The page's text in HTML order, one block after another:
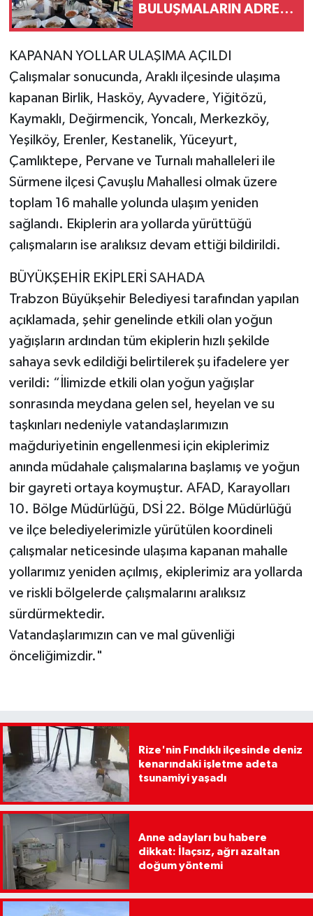
BULUŞMALARIN ADRESİ
KAPANAN YOLLAR ULAŞIMA AÇILDI
Çalışmalar sonucunda, Araklı ilçesinde ulaşıma
kapanan Birlik, Hasköy, Ayvadere, Yiğitözü,
Kaymaklı, Değirmencik, Yoncalı, Merkezköy,
Yeşilköy, Erenler, Kestanelik, Yüceyurt,
Çamlıktepe, Pervane ve Turnalı mahalleleri ile
Sürmene ilçesi Çavuşlu Mahallesi olmak üzere
toplam 16 mahalle yolunda ulaşım yeniden
sağlandı. Ekiplerin ara yollarda yürüttüğü
çalışmaların ise aralıksız devam ettiği bildirildi.
BÜYÜKŞEHİR EKİPLERİ SAHADA
Trabzon Büyükşehir Belediyesi tarafından yapılan
açıklamada, şehir genelinde etkili olan yoğun
yağışların ardından tüm ekiplerin hızlı şekilde
sahaya sevk edildiği belirtilerek şu ifadelere yer
verildi: “İlimizde etkili olan yoğun yağışlar
sonrasında meydana gelen sel, heyelan ve su
taşkınları nedeniyle vatandaşlarımızın
mağduriyetinin engellenmesi için ekiplerimiz
anında müdahale çalışmalarına başlamış ve yoğun
bir gayreti ortaya koymuştur. AFAD, Karayolları
10. Bölge Müdürlüğü, DSİ 22. Bölge Müdürlüğü
ve ilçe belediyelerimizle yürütülen koordineli
çalışmalar neticesinde ulaşıma kapanan mahalle
yollarımız yeniden açılmış, ekiplerimiz ara yollarda
ve riskli bölgelerde çalışmalarını aralıksız
sürdürmektedir.
Vatandaşlarımızın can ve mal güvenliği
önceliğimizdir."
Rize'nin Fındıklı ilçesinde deniz
kenarındaki işletme adeta
tsunamiyi yaşadı
Anne adayları bu habere
dikkat: İlaçsız, ağrı azaltan
doğum yöntemi